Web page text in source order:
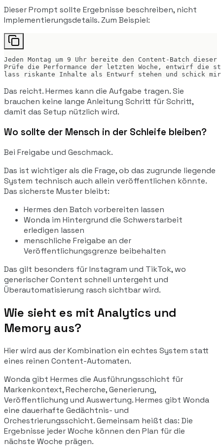
Dieser Prompt sollte Ergebnisse beschreiben, nicht
Implementierungsdetails. Zum Beispiel:
Jeden Montag um 9 Uhr bereite den Content-Batch
Prüfe die Performance der letzten Woche, entwirf die
lass riskante Inhalte als Entwurf stehen und schick
Das reicht. Hermes kann die Aufgabe tragen. Sie
brauchen keine lange Anleitung Schritt für Schritt,
damit das Setup nützlich wird.
Wo sollte der Mensch in der Schleife bleiben?
Bei Freigabe und Geschmack.
Das ist wichtiger als die Frage, ob das zugrunde liegende
System technisch auch allein veröffentlichen könnte.
Das sicherste Muster bleibt:
Hermes den Batch vorbereiten lassen
Wonda im Hintergrund die Schwerstarbeit
erledigen lassen
menschliche Freigabe an der
Veröffentlichungsgrenze beibehalten
Das gilt besonders für Instagram und TikTok, wo
generischer Content schnell untergeht und
Überautomatisierung rasch sichtbar wird.
Wie sieht es mit Analytics und
Memory aus?
Hier wird aus der Kombination ein echtes System statt
eines reinen Content-Automaten.
Wonda gibt Hermes die Ausführungsschicht für
Markenkontext, Recherche, Generierung,
Veröffentlichung und Auswertung. Hermes gibt Wonda
eine dauerhafte Gedächtnis- und
Orchestrierungsschicht. Gemeinsam heißt das: Die
Ergebnisse jeder Woche können den Plan für die
nächste Woche prägen.